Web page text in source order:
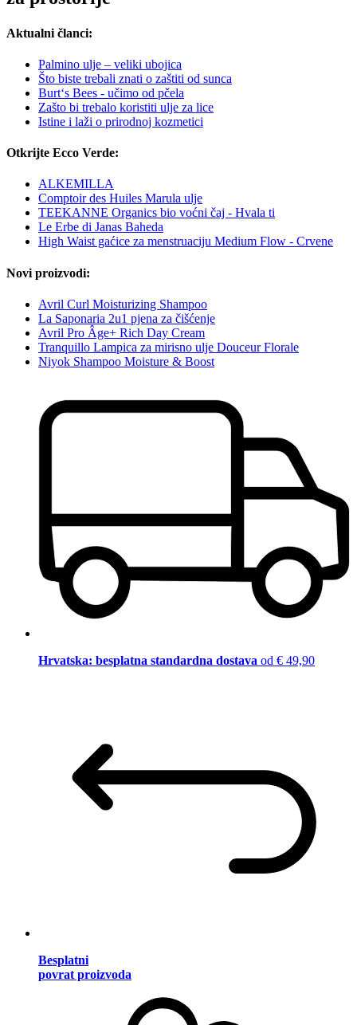
Aktualni članci:
Palmino ulje – veliki ubojica
Što biste trebali znati o zaštiti od sunca
Burt‘s Bees - učimo od pčela
Zašto bi trebalo koristiti ulje za lice
Istine i laži o prirodnoj kozmetici
Otkrijte Ecco Verde:
ALKEMILLA
Comptoir des Huiles Marula ulje
TEEKANNE Organics bio voćni čaj - Hvala ti
Le Erbe di Janas Baheda
High Waist gaćice za menstruaciju Medium Flow - Crvene
Novi proizvodi:
Avril Curl Moisturizing Shampoo
La Saponaria 2u1 pjena za čišćenje
Avril Pro Âge+ Rich Day Cream
Tranquillo Lampica za mirisno ulje Douceur Florale
Niyok Shampoo Moisture & Boost
Hrvatska: besplatna standardna dostava od € 49,90
Besplatni
povrat proizvoda